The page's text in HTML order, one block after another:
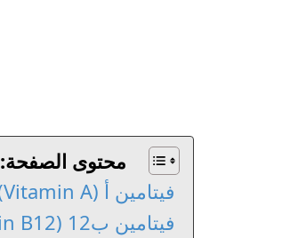
محتوى الصفحة:
فيتامين أ (Vitamin A)
فيتامين ب12 (Vitamin B12)